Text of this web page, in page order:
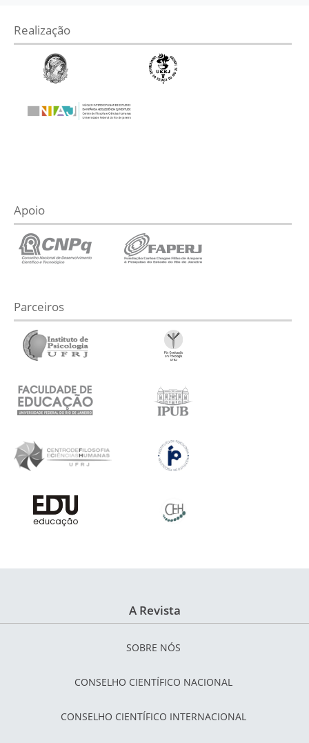
Realização
Apoio
Parceiros
A Revista
SOBRE NÓS
CONSELHO CIENTÍFICO NACIONAL
CONSELHO CIENTÍFICO INTERNACIONAL